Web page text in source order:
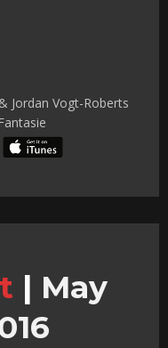
Jordan Vogt-Roberts
| May